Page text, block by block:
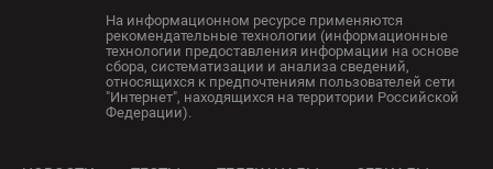
На информационном ресурсе применяются
рекомендательные технологии (информационные
технологии предоставления информации на основе
сбора, систематизации и анализа сведений,
относящихся к предпочтениям пользователей сети
"Интернет", находящихся на территории Российской
Федерации).